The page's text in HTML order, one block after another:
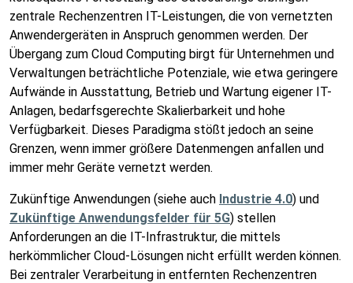
zentrale Rechenzentren IT-Leistungen, die von vernetzten
Anwendergeräten in Anspruch genommen werden. Der
Übergang zum Cloud Computing birgt für Unternehmen und
Verwaltungen beträchtliche Potenziale, wie etwa geringere
Aufwände in Ausstattung, Betrieb und Wartung eigener IT-
Anlagen, bedarfsgerechte Skalierbarkeit und hohe
Verfügbarkeit. Dieses Paradigma stößt jedoch an seine
Grenzen, wenn immer größere Datenmengen anfallen und
immer mehr Geräte vernetzt werden.
Zukünftige Anwendungen (siehe auch Industrie 4.0) und
Zukünftige Anwendungsfelder für 5G) stellen
Anforderungen an die IT-Infrastruktur, die mittels
herkömmlicher Cloud-Lösungen nicht erfüllt werden können.
Bei zentraler Verarbeitung in entfernten Rechenzentren